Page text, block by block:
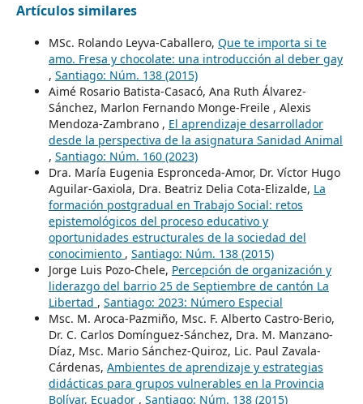
Artículos similares
MSc. Rolando Leyva-Caballero, Que te importa si te
amo. Fresa y chocolate: una introducción al deber gay
, Santiago: Núm. 138 (2015)
Aimé Rosario Batista-Casacó, Ana Ruth Álvarez-
Sánchez, Marlon Fernando Monge-Freile , Alexis
Mendoza-Zambrano , El aprendizaje desarrollador
desde la perspectiva de la asignatura Sanidad Animal
, Santiago: Núm. 160 (2023)
Dra. María Eugenia Espronceda-Amor, Dr. Víctor Hugo
Aguilar-Gaxiola, Dra. Beatriz Delia Cota-Elizalde, La
formación postgradual en Trabajo Social: retos
epistemológicos del proceso educativo y
oportunidades estructurales de la sociedad del
conocimiento , Santiago: Núm. 138 (2015)
Jorge Luis Pozo-Chele, Percepción de organización y
liderazgo del barrio 25 de Septiembre de cantón La
Libertad , Santiago: 2023: Número Especial
Msc. M. Aroca-Pazmiño, Msc. F. Alberto Castro-Berio,
Dr. C. Carlos Domínguez-Sánchez, Dra. M. Manzano-
Díaz, Msc. Mario Sánchez-Quiroz, Lic. Paul Zavala-
Cárdenas, Ambientes de aprendizaje y estrategias
didácticas para grupos vulnerables en la Provincia
Bolívar, Ecuador , Santiago: Núm. 138 (2015)